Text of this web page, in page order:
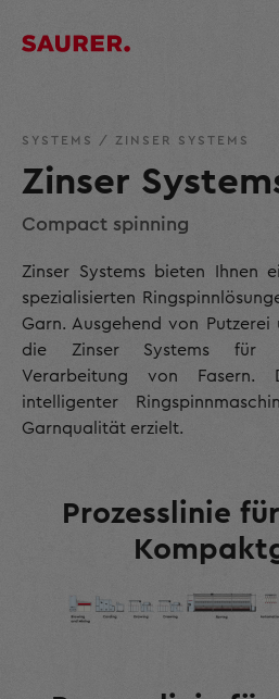
SYSTEMS / ZINSER SYSTEMS
Zinser
Compact spinning
Zinser Systems bieten Ihnen
spezialisierten
Garn. Ausgehend von
die Zinser Systems für
Verarbeitung von Fasern.
intelligenter
Garnqualität erzielt.
Prozesslinie